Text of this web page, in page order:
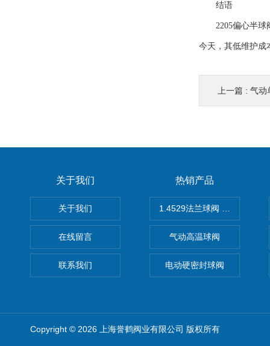
结语
2205偏心半球阀
今天，其低维护成
上一篇 : 气动
关于我们
关于我们
在线留言
联系我们
热销产品
1.4529法兰球阀 不锈钢球阀
气动高温球阀
电动硬密封球阀
Copyright © 2026 上海誉鹤阀业有限公司 版权所有